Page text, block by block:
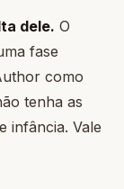
dele. O
fase
como
tenha as
infância. Vale